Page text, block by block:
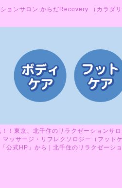
ョンサロン からだRecovery （カラダリ
！東京、北千住のリラクゼーションサ
ッサージ・リフレクソロジー（フット
公式HP」から | 北千住のリラクゼーシ